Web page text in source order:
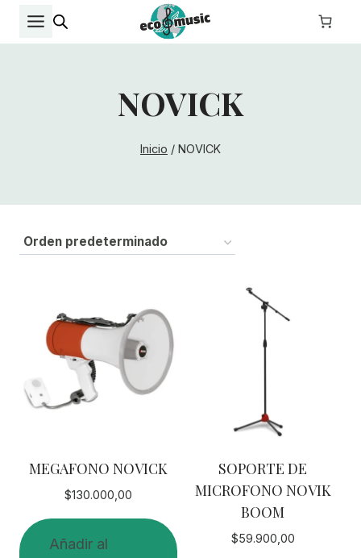
NOVICK
Inicio / NOVICK
MEGAFONO NOVICK
$130.000,00
Añadir al
SOPORTE DE
MICROFONO NOVIK
BOOM
$59.900,00